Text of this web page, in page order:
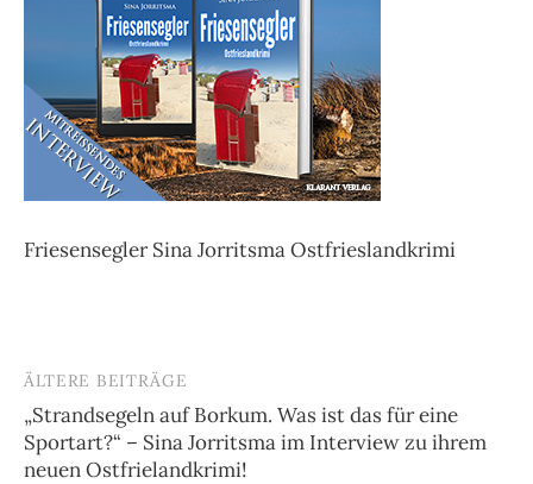
Friesensegler Sina Jorritsma Ostfrieslandkrimi
Beitragsnavigation
ÄLTERE BEITRÄGE
„Strandsegeln auf Borkum. Was ist das für eine
Sportart?“ – Sina Jorritsma im Interview zu ihrem
neuen Ostfrielandkrimi!